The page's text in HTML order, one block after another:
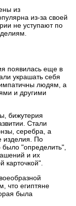
из
из-за своей
не уступают по
появилась еще в
украшать себя
людям, а
и другими
бижутерия
Стали
серебра, а
изделия. По
"определить",
и их
карточкой".
что египтяне
была